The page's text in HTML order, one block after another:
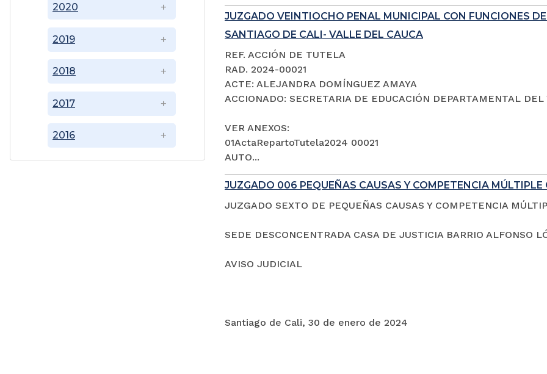
2016
2017
2018
2019
2020
JUZGADO VEINTIOCHO PENAL MUNICIPAL CON FUNCIONES
SANTIAGO DE CALI- VALLE DEL CAUCA
REF. ACCIÓN DE TUTELA
RAD. 2024-00021
ACTE: ALEJANDRA DOMÍNGUEZ AMAYA
ACCIONADO: SECRETARIA DE EDUCACIÓN DEPARTAMENTAL
VER ANEXOS:
01ActaRepartoTutela2024 00021
AUTO...
JUZGADO 006 PEQUEÑAS CAUSAS Y COMPETENCIA MÚLTIPLE
JUZGADO SEXTO DE PEQUEÑAS CAUSAS Y COMPETENCIA
SEDE DESCONCENTRADA CASA DE JUSTICIA BARRIO ALFONSO
AVISO JUDICIAL
Santiago de Cali, 30 de enero de 2024